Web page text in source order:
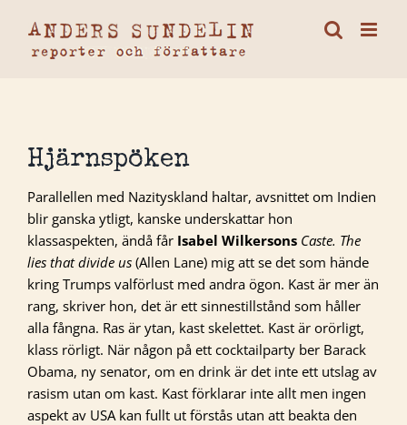
innehållet
Hjärnspöken
Parallellen med Nazityskland haltar, avsnittet om Indien
blir ganska ytligt, kanske underskattar hon
klassaspekten, ändå får Isabel Wilkersons Caste. The
lies that divide us (Allen Lane) mig att se det som hände
kring Trumps valförlust med andra ögon. Kast är mer än
rang, skriver hon, det är ett sinnestillstånd som håller
alla fångna. Ras är ytan, kast skelettet. Kast är orörligt,
klass rörligt. När någon på ett cocktailparty ber Barack
Obama, ny senator, om en drink är det inte ett utslag av
rasism utan om kast. Kast förklarar inte allt men ingen
aspekt av USA kan fullt ut förstås utan att beakta den